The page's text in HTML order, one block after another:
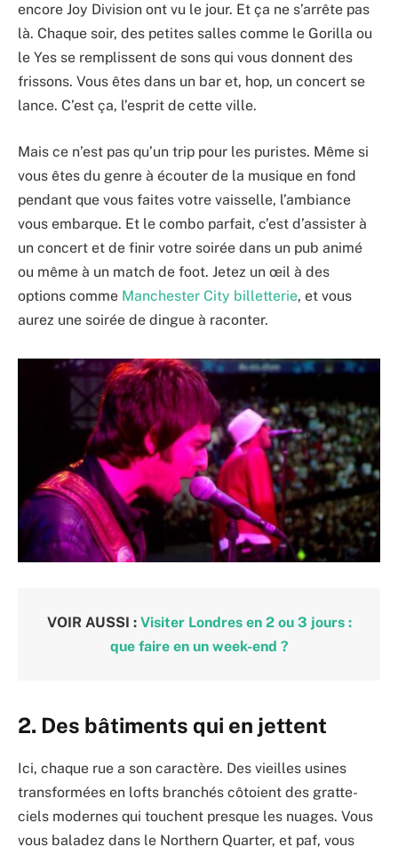
encore Joy Division ont vu le jour. Et ça ne s’arrête pas
là. Chaque soir, des petites salles comme le Gorilla ou
le Yes se remplissent de sons qui vous donnent des
frissons. Vous êtes dans un bar et, hop, un concert se
lance. C’est ça, l’esprit de cette ville.
Mais ce n’est pas qu’un trip pour les puristes. Même si
vous êtes du genre à écouter de la musique en fond
pendant que vous faites votre vaisselle, l’ambiance
vous embarque. Et le combo parfait, c’est d’assister à
un concert et de finir votre soirée dans un pub animé
ou même à un match de foot. Jetez un œil à des
options comme Manchester City billetterie, et vous
aurez une soirée de dingue à raconter.
VOIR AUSSI : Visiter Londres en 2 ou 3 jours :
que faire en un week-end ?
2. Des bâtiments qui en jettent
Ici, chaque rue a son caractère. Des vieilles usines
transformées en lofts branchés côtoient des gratte-
ciels modernes qui touchent presque les nuages. Vous
vous baladez dans le Northern Quarter, et paf, vous